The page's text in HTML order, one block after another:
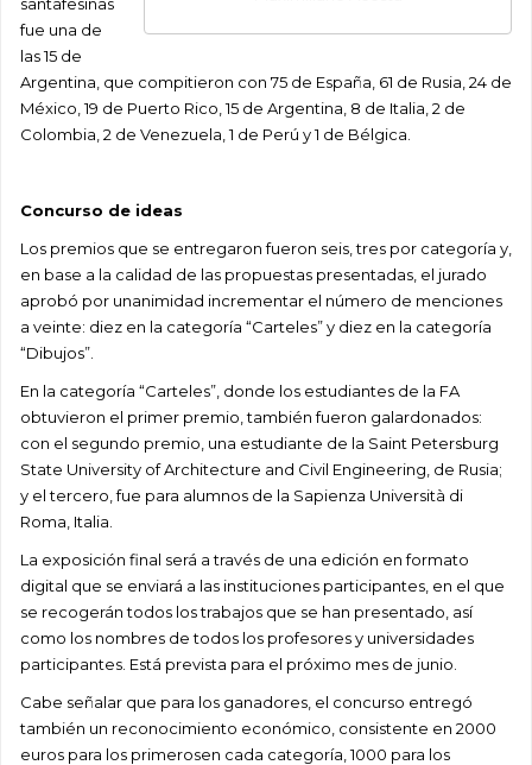
fue una de
las 15 de
Argentina, que compitieron con 75 de España, 61 de Rusia, 24 de
México, 19 de Puerto Rico, 15 de Argentina, 8 de Italia, 2 de
Colombia, 2 de Venezuela, 1 de Perú y 1 de Bélgica.
Concurso de ideas
Los premios que se entregaron fueron seis, tres por categoría y,
en base a la calidad de las propuestas presentadas, el jurado
aprobó por unanimidad incrementar el número de menciones
a veinte: diez en la categoría “Carteles” y diez en la categoría
“Dibujos”.
En la categoría “Carteles”, donde los estudiantes de la FA
obtuvieron el primer premio, también fueron galardonados:
con el segundo premio, una estudiante de la Saint Petersburg
State University of Architecture and Civil Engineering, de Rusia;
y el tercero, fue para alumnos de la Sapienza Università di
Roma, Italia.
La exposición final será a través de una edición en formato
digital que se enviará a las instituciones participantes, en el que
se recogerán todos los trabajos que se han presentado, así
como los nombres de todos los profesores y universidades
participantes. Está prevista para el próximo mes de junio.
Cabe señalar que para los ganadores, el concurso entregó
también un reconocimiento económico, consistente en 2000
euros para los primerosen cada categoría, 1000 para los